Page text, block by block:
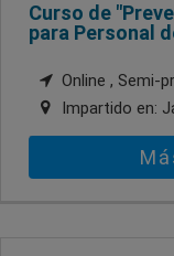
Curso de
para Personal
Online , Semi-
Impartido en: